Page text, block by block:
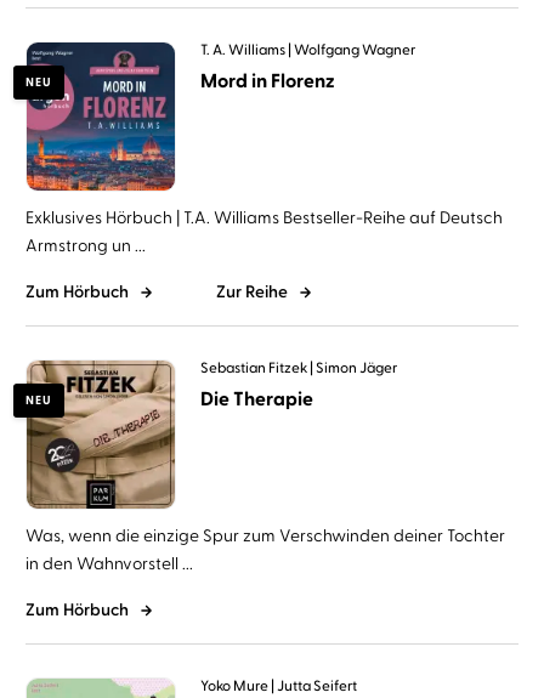
NEU
T. A. Williams Wolfgang Wagner
Mord in Florenz
Exklusives Hörbuch | T.A. Williams Bestseller-Reihe auf Deutsch
Armstrong un ...
Zum Hörbuch Zur Reihe
NEU
Sebastian Fitzek Simon Jäger
Die Therapie
Was, wenn die einzige Spur zum Verschwinden deiner Tochter
in den Wahnvorstell ...
Zum Hörbuch
Yoko Mure Jutta Seifert